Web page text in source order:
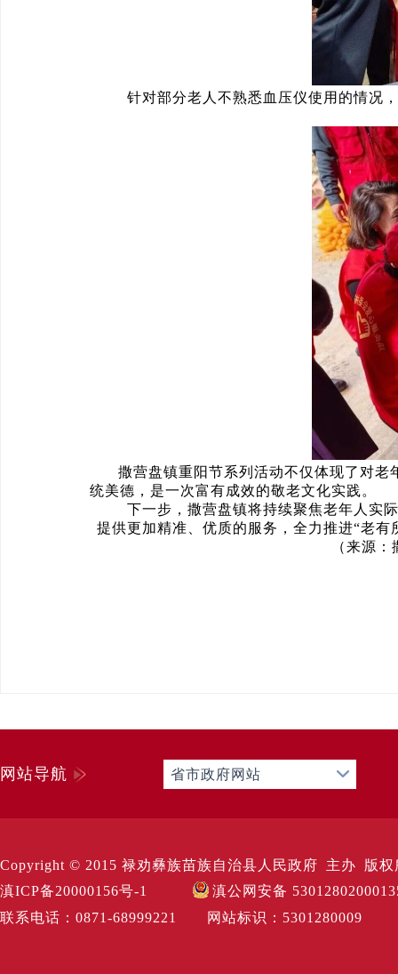
针对部分老人不熟悉血压仪使用的情况，
撒营盘镇重阳节系列活动不仅体现了对
统美德，是一次富有成效的敬老文化实践。
下一步，撒营盘镇将持续聚焦老年人实际
提供更加精准、优质的服务，全力推进“老
（来源
网站导航 省市政府网站
Copyright © 2015 禄劝彝族苗族自治县人民政府 主办 版
滇ICP备20000156号-1
滇公网安备
联系电话：0871-68999221 网站标识：